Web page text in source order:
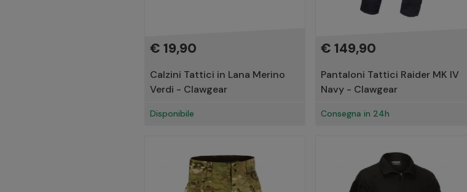
€ 19,90
Calzini Tattici in Lana Merino
Verdi - Clawgear
Disponibile
€ 149,90
Pantaloni Tattici Raider MK IV
Navy - Clawgear
Consegna in 24h